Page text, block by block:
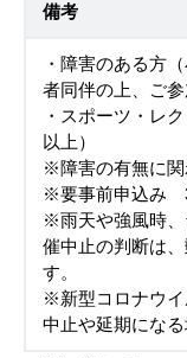
備考
・障害のある方
者同伴の上、ご参
・スポーツ・レ
以上）
※障害の有無に関
※要事前申込み
※雨天や強風時、
催中止の判断は
す。
※新型コロナウイ
中止や延期になる